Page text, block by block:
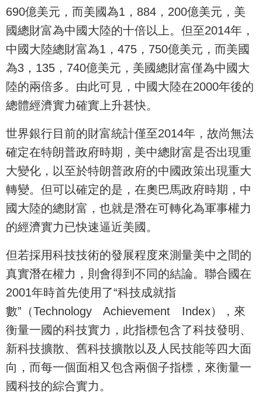
690億美元，而美國為1，884，200億美元，美
國總財富為中國大陸的十倍以上。但至2014年，
中國大陸總財富為1，475，750億美元，而美國
為3，135，740億美元，美國總財富僅為中國大
陸的兩倍多。由此可見，中國大陸在2000年後的
總體經濟實力確實上升甚快。
世界銀行目前的財富統計僅至2014年，故尚無法
確定在特朗普政府時期，美中總財富是否出現重
大變化，以至於特朗普政府的中國政策出現重大
轉變。但可以確定的是，在奧巴馬政府時期，中
國大陸的總財富，也就是潛在可轉化為軍事權力
的經濟實力已快速逼近美國。
但若採用科技技術的發展程度來測量美中之間的
真實潛在權力，則會得到不同的結論。聯合國在
2001年時首先使用了“科技成就指
數”（Technology Achievement Index），來
衡量一國的科技實力，此指標包含了科技發明、
新科技擴散、舊科技擴散以及人民技能等四大面
向，而每一個面相又包含兩個子指標，來衡量一
國科技的綜合實力。